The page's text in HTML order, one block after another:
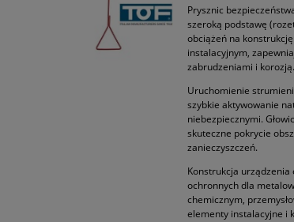
Prysznic
szeroką podstawę
obciążeń na
instalacyjnym,
zabrudzeniami i korozją.
Uruchomienie
szybkie aktywowanie
niebezpiecznymi.
skuteczne pokrycie
zanieczyszczeń.
Konstrukcja urządzenia
ochronnych dla
chemicznym,
elementy instalacyjne i